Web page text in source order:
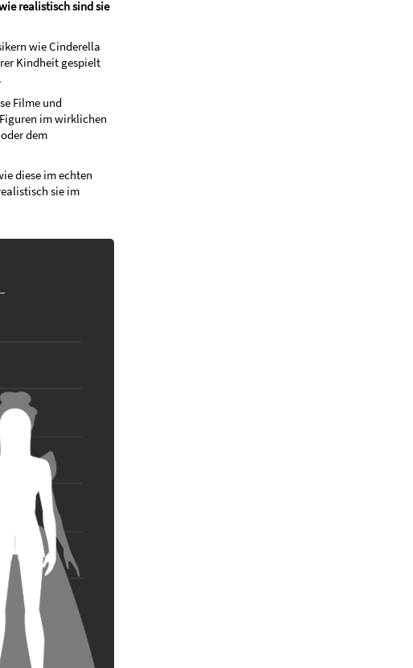
realistisch sind sie
wie Cinderella
Kindheit gespielt
Filme und
im wirklichen
dem
diese im echten
sie im